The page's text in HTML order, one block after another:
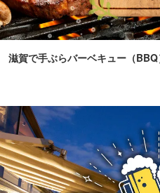
滋賀で手ぶらバーベキュー（